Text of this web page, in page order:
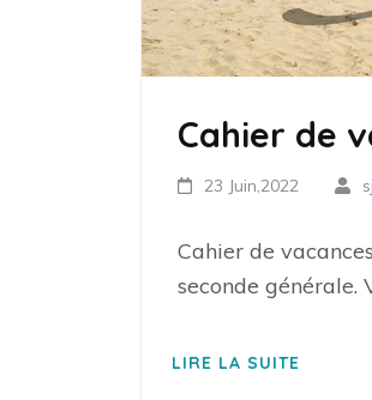
Cahier de
23 Juin,2022
Cahier de
seconde générale.
LIRE LA SUITE